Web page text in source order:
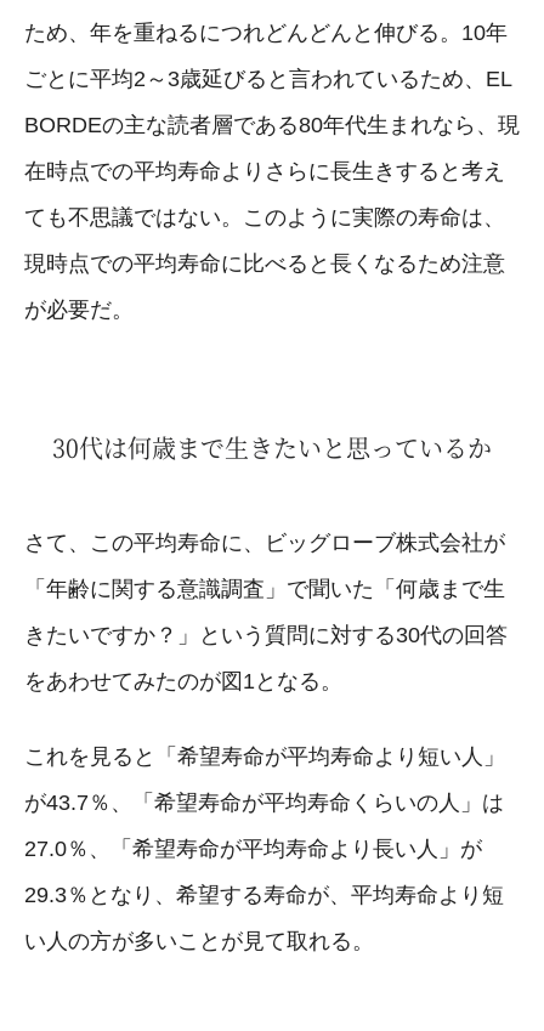
ため、年を重ねるにつれどんどんと伸びる。10年
ごとに平均2～3歳延びると言われているため、EL
BORDEの主な読者層である80年代生まれなら、現
在時点での平均寿命よりさらに長生きすると考え
ても不思議ではない。このように実際の寿命は、
現時点での平均寿命に比べると長くなるため注意
が必要だ。
30代は何歳まで生きたいと思っているか
さて、この平均寿命に、ビッグローブ株式会社が
「年齢に関する意識調査」で聞いた「何歳まで生
きたいですか？」という質問に対する30代の回答
をあわせてみたのが図1となる。
これを見ると「希望寿命が平均寿命より短い人」
が43.7％、「希望寿命が平均寿命くらいの人」は
27.0％、「希望寿命が平均寿命より長い人」が
29.3％となり、希望する寿命が、平均寿命より短
い人の方が多いことが見て取れる。